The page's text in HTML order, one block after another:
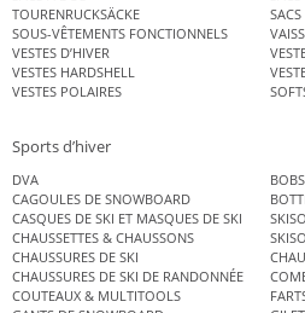
TOURENRUCKSÄCKE
SOUS-VÊTEMENTS FONCTIONNELS
VESTES D’HIVER
VESTES HARDSHELL
VESTES POLAIRES
Sports d’hiver
DVA
CAGOULES DE SNOWBOARD
CASQUES DE SKI ET MASQUES DE SKI
CHAUSSETTES & CHAUSSONS
CHAUSSURES DE SKI
CHAUSSURES DE SKI DE RANDONNÉE
COUTEAUX & MULTITOOLS